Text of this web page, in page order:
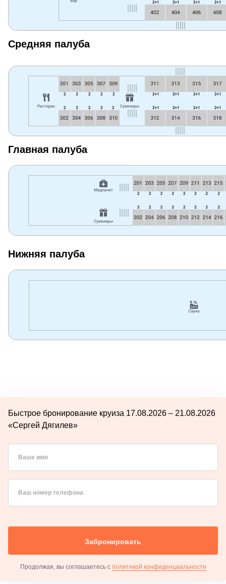
Средняя палуба
Главная палуба
Нижняя палуба
Быстрое бронирование круиза 17.08.2026 – 21.08.2026
«Сергей Дягилев»
Ваше имя
Ваш номер телефона
Забронировать
Продолжая, вы соглашаетесь с политикой конфиденциальности